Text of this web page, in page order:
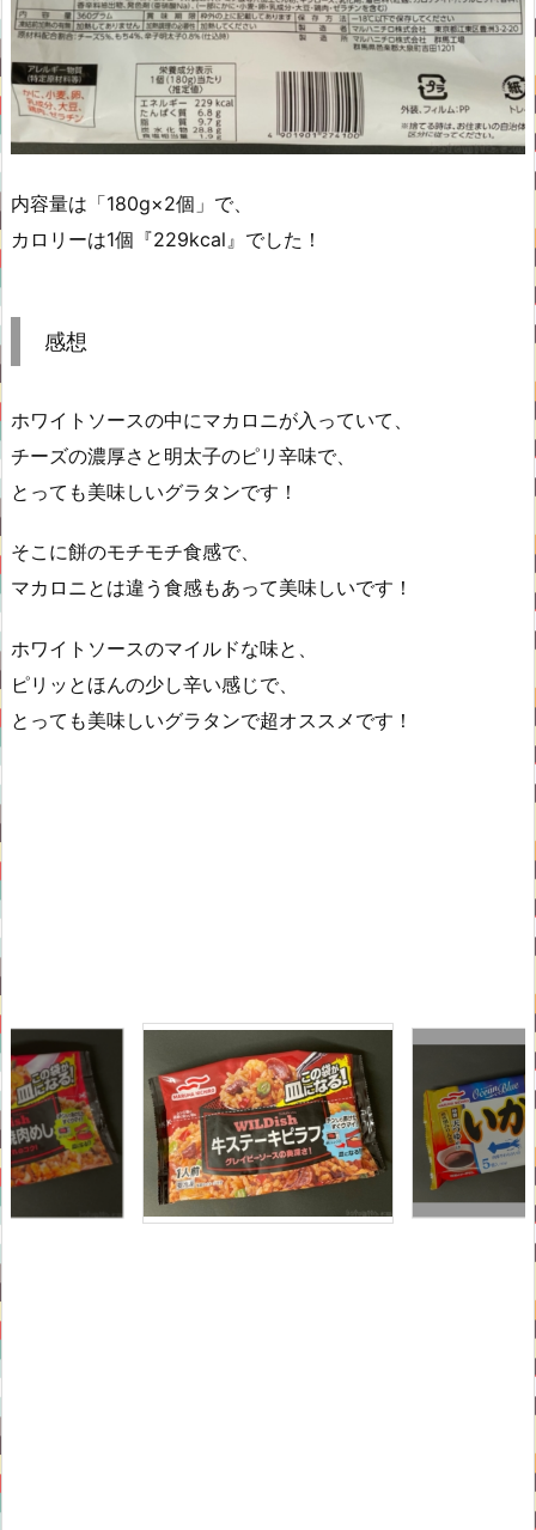
内容量は「180g×2個」で、
カロリーは1個『229kcal』でした！
感想
ホワイトソースの中にマカロニが入っていて、
チーズの濃厚さと明太子のピリ辛味で、
とっても美味しいグラタンです！
そこに餅のモチモチ食感で、
マカロニとは違う食感もあって美味しいです！
ホワイトソースのマイルドな味と、
ピリッとほんの少し辛い感じで、
とっても美味しいグラタンで超オススメです！